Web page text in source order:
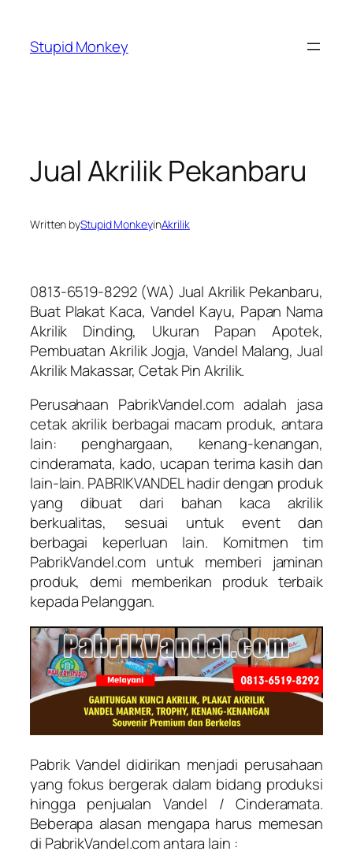
content
Stupid Monkey
Jual Akrilik Pekanbaru
Written byStupid MonkeyinAkrilik
0813-6519-8292 (WA) Jual Akrilik Pekanbaru,
Buat Plakat Kaca, Vandel Kayu, Papan Nama
Akrilik Dinding, Ukuran Papan Apotek,
Pembuatan Akrilik Jogja, Vandel Malang, Jual
Akrilik Makassar, Cetak Pin Akrilik.
Perusahaan PabrikVandel.com adalah jasa
cetak akrilik berbagai macam produk, antara
lain: penghargaan, kenang-kenangan,
cinderamata, kado, ucapan terima kasih dan
lain-lain. PABRIKVANDEL hadir dengan produk
yang dibuat dari bahan kaca akrilik
berkualitas, sesuai untuk event dan
berbagai keperluan lain. Komitmen tim
PabrikVandel.com untuk memberi jaminan
produk, demi memberikan produk terbaik
kepada Pelanggan.
Pabrik Vandel didirikan menjadi perusahaan
yang fokus bergerak dalam bidang produksi
hingga penjualan Vandel / Cinderamata.
Beberapa alasan mengapa harus memesan
di PabrikVandel.com antara lain :